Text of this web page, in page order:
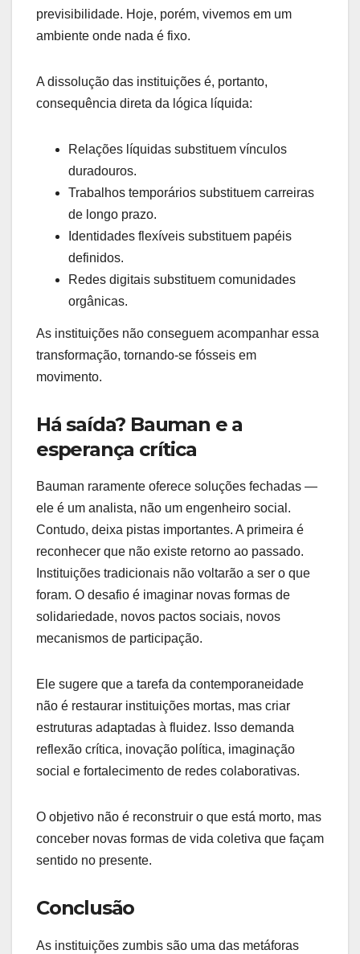
previsibilidade. Hoje, porém, vivemos em um
ambiente onde nada é fixo.
A dissolução das instituições é, portanto,
consequência direta da lógica líquida:
Relações líquidas substituem vínculos
duradouros.
Trabalhos temporários substituem carreiras
de longo prazo.
Identidades flexíveis substituem papéis
definidos.
Redes digitais substituem comunidades
orgânicas.
As instituições não conseguem acompanhar essa
transformação, tornando-se fósseis em
movimento.
Há saída? Bauman e a
esperança crítica
Bauman raramente oferece soluções fechadas —
ele é um analista, não um engenheiro social.
Contudo, deixa pistas importantes. A primeira é
reconhecer que não existe retorno ao passado.
Instituições tradicionais não voltarão a ser o que
foram. O desafio é imaginar novas formas de
solidariedade, novos pactos sociais, novos
mecanismos de participação.
Ele sugere que a tarefa da contemporaneidade
não é restaurar instituições mortas, mas criar
estruturas adaptadas à fluidez. Isso demanda
reflexão crítica, inovação política, imaginação
social e fortalecimento de redes colaborativas.
O objetivo não é reconstruir o que está morto, mas
conceber novas formas de vida coletiva que façam
sentido no presente.
Conclusão
As instituições zumbis são uma das metáforas